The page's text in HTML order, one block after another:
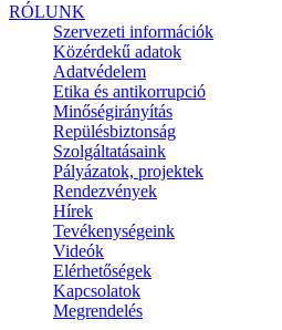
RÓLUNK
Szervezeti információk
Közérdekű adatok
Adatvédelem
Etika és antikorrupció
Minőségirányítás
Repülésbiztonság
Szolgáltatásaink
Pályázatok, projektek
Rendezvények
Hírek
Tevékenységeink
Videók
Elérhetőségek
Kapcsolatok
Megrendelés